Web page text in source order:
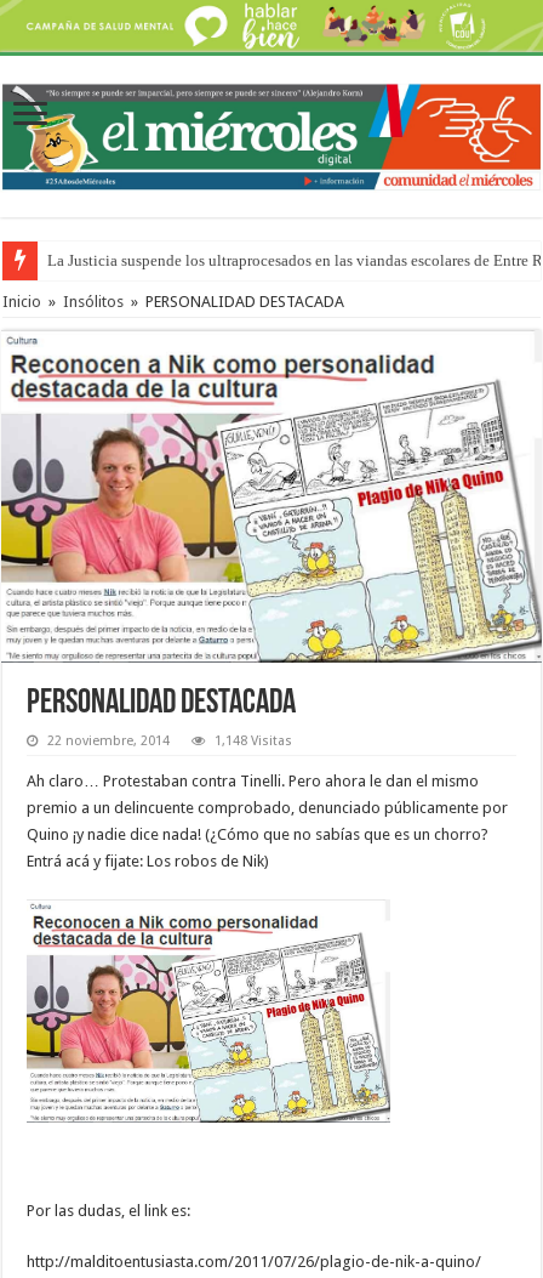
La Justicia suspende los ultraprocesados en las viandas escolares de Entre
Se presentará la obra “La Runfla de los Macanos”
Inicio » Insólitos » PERSONALIDAD DESTACADA
PERSONALIDAD DESTACADA
22 noviembre, 2014 1,148 Visitas
Ah claro… Protestaban contra Tinelli. Pero ahora le dan el mismo
premio a un delincuente comprobado, denunciado públicamente por
Quino ¡y nadie dice nada! (¿Cómo que no sabías que es un chorro?
Entrá acá y fijate: Los robos de Nik)
Por las dudas, el link es:
http://malditoentusiasta.com/2011/07/26/plagio-de-nik-a-quino/